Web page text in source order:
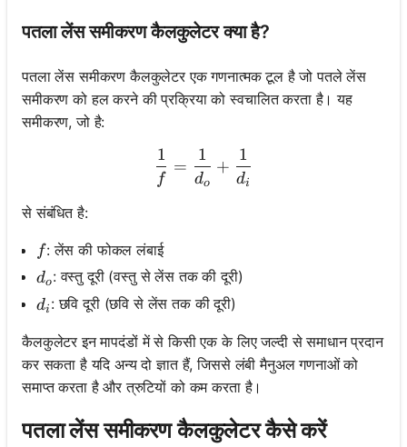
पतला लेंस समीकरण कैलकुलेटर क्या है?
पतला लेंस समीकरण कैलकुलेटर एक गणनात्मक टूल है जो पतले लेंस
समीकरण को हल करने की प्रक्रिया को स्वचालित करता है। यह
समीकरण, जो है:
\frac{1}{f} =
f
1
=
do
1
+
di
1
से संबंधित है:
ff: लेंस की फोकल लंबाई
d_o
do: वस्तु दूरी (वस्तु से लेंस तक की दूरी)
d_i
di : छवि दूरी (छवि से लेंस तक की दूरी)
कैलकुलेटर इन मापदंडों में से किसी एक के लिए जल्दी से समाधान प्रदान
कर सकता है यदि अन्य दो ज्ञात हैं, जिससे लंबी मैनुअल गणनाओं को
समाप्त करता है और त्रुटियों को कम करता है।
पतला लेंस समीकरण कैलकुलेटर कैसे करें